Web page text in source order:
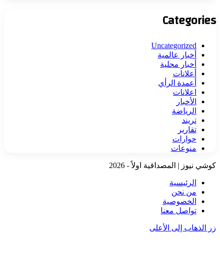
Categories
Uncategorized
أخبار عالمية
أخبار محلية
أعلانات
أعمدة الرأي
اعلانات
الأخبار
الرياضة
تريند
تقارير
حوارات
منوعات
كوشي نيوز | المصداقية اولاً - 2026
الرئيسية
من نحن
الخصوصية
تواصل معنا
زر الذهاب إلى الأعلى